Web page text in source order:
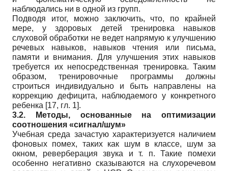
наблюдались ни в одной из групп.
Подводя итог, можно заключить, что, по крайней
мере, у здоровых детей тренировка навыков
слуховой обработки не ведет напрямую к улучшению
речевых навыков, навыков чтения или письма,
памяти и внимания. Для улучшения этих навыков
требуется их непосредственная тренировка. Таким
образом, тренировочные программы должны
строиться индивидуально и быть направлены на
коррекцию дефицита, наблюдаемого у конкретного
ребенка [17, гл. 1].
3.2. Методы, основанные на оптимизации
соотношения «сигнал/шум»
Учебная среда зачастую характеризуется наличием
фоновых помех, таких как шум в классе, шум за
окном, реверберация звука и т. п. Такие помехи
особенно негативно сказываются на слухоречевом